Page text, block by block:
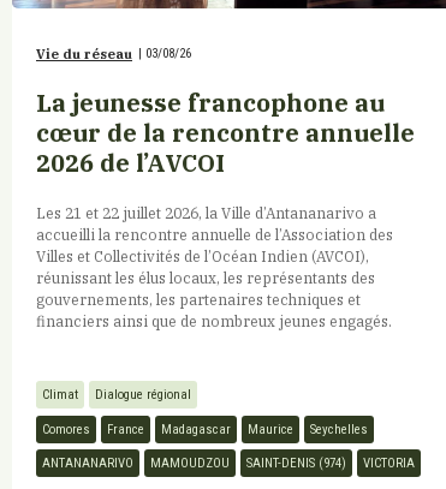
Vie du réseau 03/08/26
La jeunesse francophone au
cœur de la rencontre annuelle
2026 de l’AVCOI
Les 21 et 22 juillet 2026, la Ville d’Antananarivo a
accueilli la rencontre annuelle de l’Association des
Villes et Collectivités de l’Océan Indien (AVCOI),
réunissant les élus locaux, les représentants des
gouvernements, les partenaires techniques et
financiers ainsi que de nombreux jeunes engagés.
Climat Dialogue régional
Comores France Madagascar Maurice Seychelles
ANTANANARIVO MAMOUDZOU SAINT-DENIS (974) VICTORIA